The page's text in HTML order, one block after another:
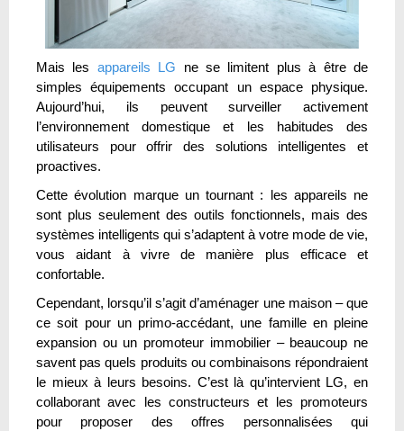
Mais les appareils LG ne se limitent plus à être de
simples équipements occupant un espace physique.
Aujourd’hui, ils peuvent surveiller activement
l’environnement domestique et les habitudes des
utilisateurs pour offrir des solutions intelligentes et
proactives.
Cette évolution marque un tournant : les appareils ne
sont plus seulement des outils fonctionnels, mais des
systèmes intelligents qui s’adaptent à votre mode de vie,
vous aidant à vivre de manière plus efficace et
confortable.
Cependant, lorsqu’il s’agit d’aménager une maison – que
ce soit pour un primo-accédant, une famille en pleine
expansion ou un promoteur immobilier – beaucoup ne
savent pas quels produits ou combinaisons répondraient
le mieux à leurs besoins. C’est là qu’intervient LG, en
collaborant avec les constructeurs et les promoteurs
pour proposer des offres personnalisées qui